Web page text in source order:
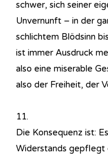
schwer, sich seiner
Unvernunft – in der
schlichtem Blödsinn
ist immer Ausdruck
also eine miserable
also der Freiheit, der
11.
Die Konsequenz ist:
Widerstands gepflegt